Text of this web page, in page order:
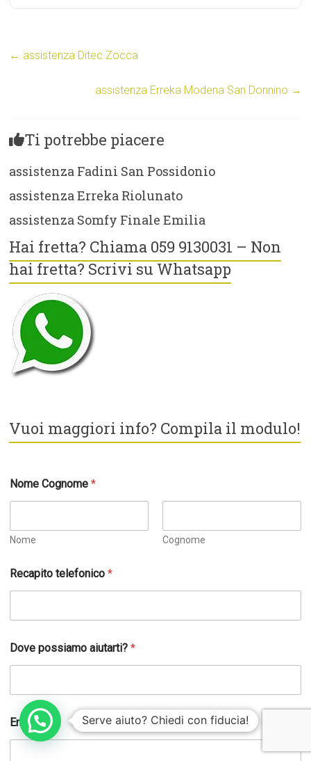
← assistenza Ditec Zocca
assistenza Erreka Modena San Donnino →
Ti potrebbe piacere
assistenza Fadini San Possidonio
assistenza Erreka Riolunato
assistenza Somfy Finale Emilia
Hai fretta? Chiama 059 9130031 – Non
hai fretta? Scrivi su Whatsapp
Vuoi maggiori info? Compila il modulo!
Nome Cognome*
Nome Cognome
Recapito telefonico*
o
g
o
e
S
p
Dove possiamo aiutarti?*
Email Serve aiuto? Chiedi con fiducia!